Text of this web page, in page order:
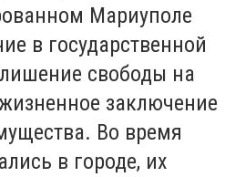
Мариуполе
в государственной
свободы на
заключение
Во время
в городе, их